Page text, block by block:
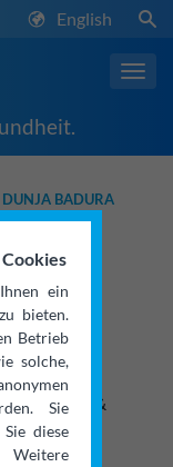
ein
bieten.
Betrieb
solche,
Sie
diese
English
DUNJA BADURA
&
für Kosten &